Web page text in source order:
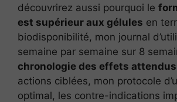
découvrirez aussi pourquoi le
est supérieur aux gélules en
biodisponibilité, mon journal
semaine par semaine sur 8
chronologie des effets attendus
actions ciblées, mon protocole
optimal, les contre-indications